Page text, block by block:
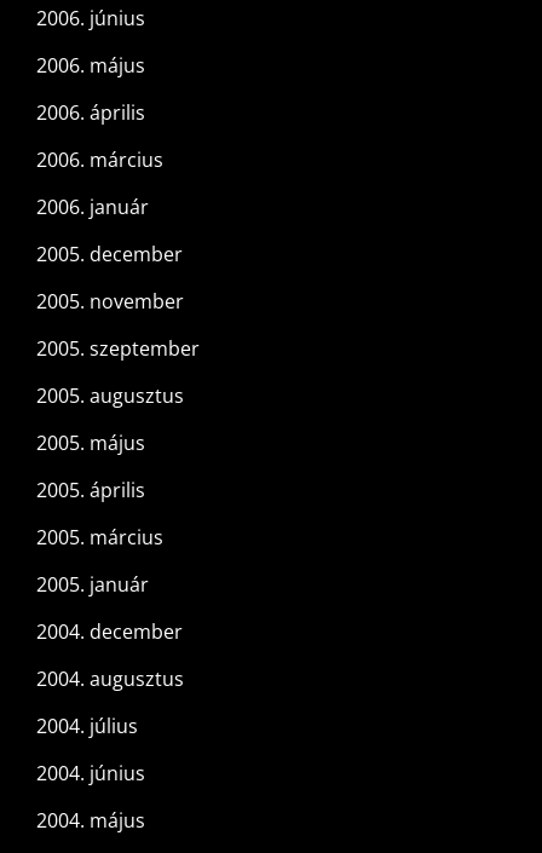
2006. június
2006. május
2006. április
2006. március
2006. január
2005. december
2005. november
2005. szeptember
2005. augusztus
2005. május
2005. április
2005. március
2005. január
2004. december
2004. augusztus
2004. július
2004. június
2004. május